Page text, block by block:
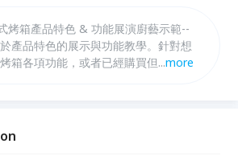
烤箱產品特色 & 功能展演廚藝示範--
產品特色的展示與功能教學。針對想
箱各項功能，或者已經購買但不太會
...more